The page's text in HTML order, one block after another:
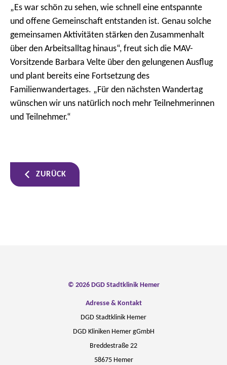
„Es war schön zu sehen, wie schnell eine entspannte
und offene Gemeinschaft entstanden ist. Genau solche
gemeinsamen Aktivitäten stärken den Zusammenhalt
über den Arbeitsalltag hinaus“, freut sich die MAV-
Vorsitzende Barbara Velte über den gelungenen Ausflug
und plant bereits eine Fortsetzung des
Familienwandertages. „Für den nächsten Wandertag
wünschen wir uns natürlich noch mehr Teilnehmerinnen
und Teilnehmer.“
ZURÜCK
© 2026 DGD Stadtklinik Hemer
Adresse & Kontakt
DGD Stadtklinik Hemer
DGD Kliniken Hemer gGmbH
Breddestraße 22
58675 Hemer